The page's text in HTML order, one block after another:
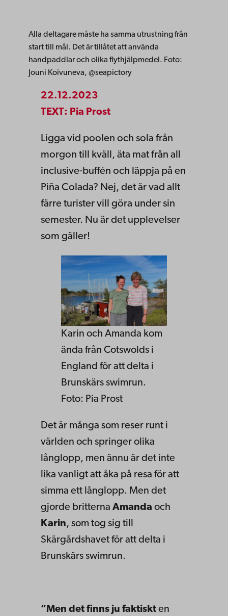
Alla deltagare måste ha samma utrustning från
start till mål. Det är tillåtet att använda
handpaddlar och olika flythjälpmedel. Foto:
Jouni Koivuneva, @seapictory
22.12.2023
TEXT: Pia Prost
Ligga vid poolen och sola från
morgon till kväll, äta mat från all
inclusive-buffén och läppja på en
Piña Colada? Nej, det är vad allt
färre turister vill göra under sin
semester. Nu är det upplevelser
som gäller!
Karin och Amanda kom
ända från Cotswolds i
England för att delta i
Brunskärs swimrun.
Foto: Pia Prost
Det är många som reser runt i
världen och springer olika
långlopp, men ännu är det inte
lika vanligt att åka på resa för att
simma ett långlopp. Men det
gjorde britterna Amanda och
Karin, som tog sig till
Skärgårdshavet för att delta i
Brunskärs swimrun.
”Men det finns ju faktiskt en